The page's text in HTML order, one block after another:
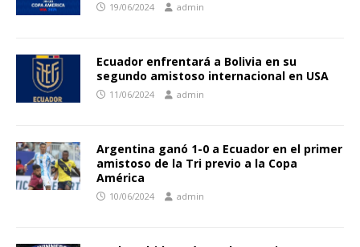
19/06/2024 admin
Ecuador enfrentará a Bolivia en su
segundo amistoso internacional en USA
11/06/2024 admin
Argentina ganó 1-0 a Ecuador en el primer
amistoso de la Tri previo a la Copa
América
10/06/2024 admin